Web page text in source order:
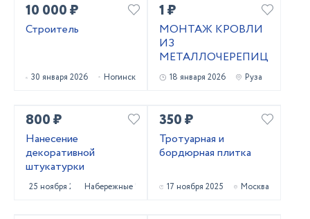
10 000 ₽
Строитель
30 января 2026 Ногинск
1 ₽
МОНТАЖ КРОВЛИ
ИЗ
МЕТАЛЛОЧЕРЕПИЦЫ
18 января 2026 Руза
800 ₽
Нанесение
декоративной
штукатурки
25 ноября 2025Набережные Челны
350 ₽
Тротуарная и
бордюрная плитка
17 ноября 2025 Москва